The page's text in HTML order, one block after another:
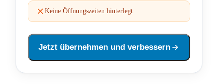
Keine Öffnungszeiten hinterlegt
Jetzt übernehmen und verbessern